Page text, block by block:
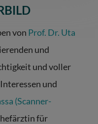
von Prof. Dr. Uta
und
und voller
und
(Scanner-
für